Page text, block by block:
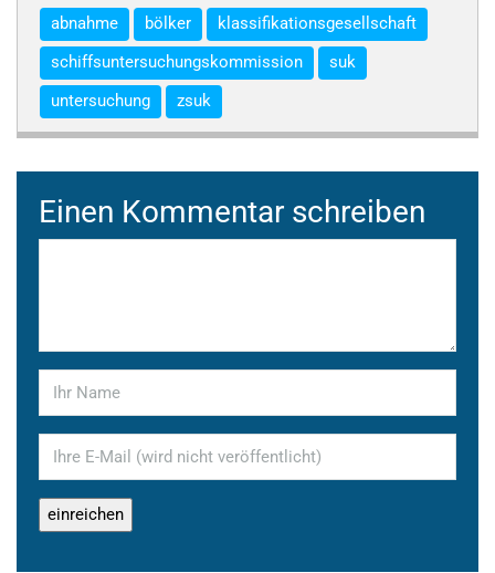
abnahme bölker
klassifikationsgesellschaft
schiffsuntersuchungskommission
suk
untersuchung
zsuk
Einen Kommentar schreiben